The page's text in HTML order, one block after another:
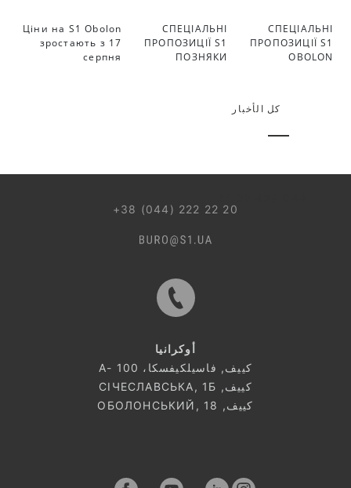
Ціни на S1 Obolon
зростають з 17
серпня
СПЕЦІАЛЬНІ
ПРОПОЗИЦІЇ S1
ПОЗНЯКИ
СПЕЦІАЛЬНІ
ПРОПОЗИЦІЇ S1
OBOLON
كل الأخبار
+38 (044) 222 22 20
أوكرانيا
كييف, فاسيلكيفسكا، 100 -A
كييف, СІЧЕСЛАВСЬКА, 1Б
كييف, ОБОЛОНСЬКИЙ, 18